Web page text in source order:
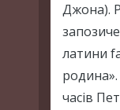
Джона).
латини
часів